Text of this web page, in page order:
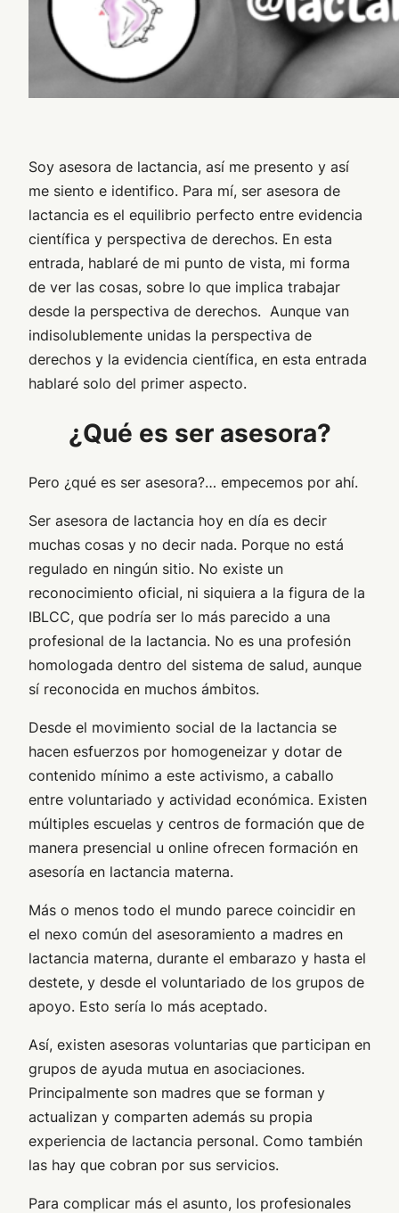
Soy asesora de lactancia, así me presento y así
me siento e identifico. Para mí, ser asesora de
lactancia es el equilibrio perfecto entre evidencia
científica y perspectiva de derechos. En esta
entrada, hablaré de mi punto de vista, mi forma
de ver las cosas, sobre lo que implica trabajar
desde la perspectiva de derechos. Aunque van
indisolublemente unidas la perspectiva de
derechos y la evidencia científica, en esta entrada
hablaré solo del primer aspecto.
¿Qué es ser asesora?
Pero ¿qué es ser asesora?… empecemos por ahí.
Ser asesora de lactancia hoy en día es decir
muchas cosas y no decir nada. Porque no está
regulado en ningún sitio. No existe un
reconocimiento oficial, ni siquiera a la figura de la
IBLCC, que podría ser lo más parecido a una
profesional de la lactancia. No es una profesión
homologada dentro del sistema de salud, aunque
sí reconocida en muchos ámbitos.
Desde el movimiento social de la lactancia se
hacen esfuerzos por homogeneizar y dotar de
contenido mínimo a este activismo, a caballo
entre voluntariado y actividad económica. Existen
múltiples escuelas y centros de formación que de
manera presencial u online ofrecen formación en
asesoría en lactancia materna.
Más o menos todo el mundo parece coincidir en
el nexo común del asesoramiento a madres en
lactancia materna, durante el embarazo y hasta el
destete, y desde el voluntariado de los grupos de
apoyo. Esto sería lo más aceptado.
Así, existen asesoras voluntarias que participan en
grupos de ayuda mutua en asociaciones.
Principalmente son madres que se forman y
actualizan y comparten además su propia
experiencia de lactancia personal. Como también
las hay que cobran por sus servicios.
Para complicar más el asunto, los profesionales